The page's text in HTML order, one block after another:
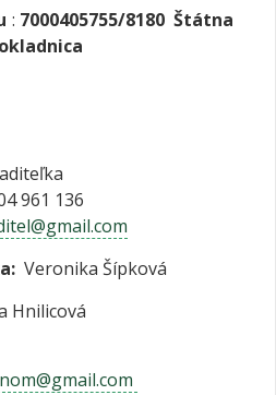
: 7000405755/8180 Štátna
961 136
Veronika Šípková
Hnilicová